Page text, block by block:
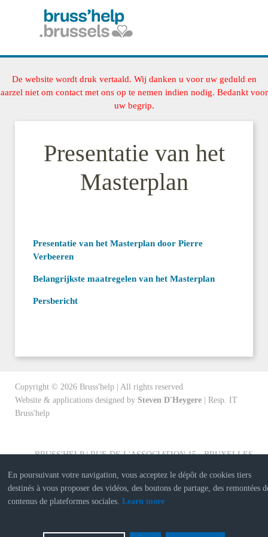
De website wordt druk vertaald. Wij danken u voor uw geduld en
aarzel niet om contact met ons op te nemen indien nodig. Bedankt voor
uw begrip.
Presentatie van het
Masterplan
Presentatie van het Masterplan door Pierre
Verbeeren
Belangrijkste maatregelen van het Masterplan
Persbericht
Copyright © 2026 Bruss'help | All rights reserved
Website & applications designed by Steven D'Heygere | Resp. IT
Bruss'help
BRUSS'HELP | RUE DE L'ASSOCIATION 15 - BRUXELLES
En poursuivant votre navigation, vous acceptez le dépôt de cookies tiers
destinés à vous proposer des vidéos, des boutons de partage, des remontées
contenus de plateformes sociales.Learn more